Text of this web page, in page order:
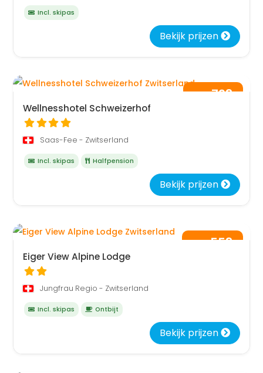
Incl. skipas
Bekijk prijzen
793
Wellnesshotel Schweizerhof
Saas-Fee - Zwitserland
Incl. skipas Halfpension
Bekijk prijzen
553
Eiger View Alpine Lodge
Jungfrau Regio - Zwitserland
Incl. skipas Ontbijt
Bekijk prijzen